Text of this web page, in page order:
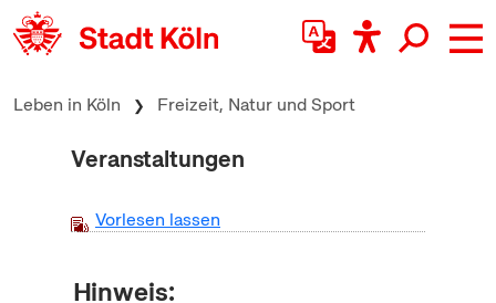
zum Inhalt springen
Leben in Köln Freizeit, Natur und Sport
Veranstaltungen
Vorlesen lassen
Hinweis: